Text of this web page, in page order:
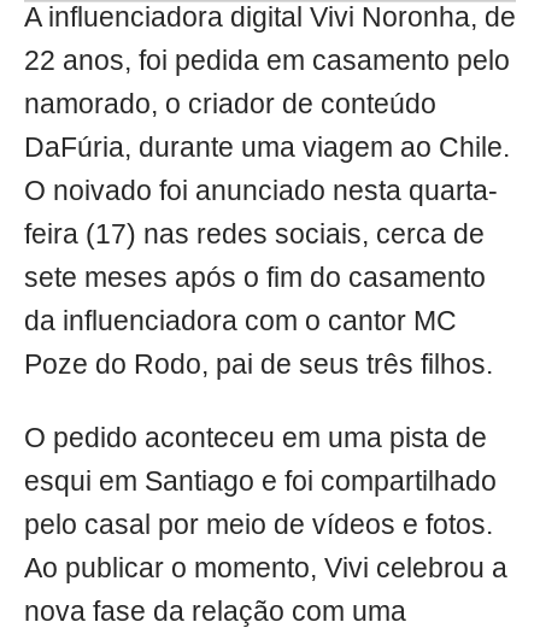
A influenciadora digital Vivi Noronha, de
22 anos, foi pedida em casamento pelo
namorado, o criador de conteúdo
DaFúria, durante uma viagem ao Chile.
O noivado foi anunciado nesta quarta-
feira (17) nas redes sociais, cerca de
sete meses após o fim do casamento
da influenciadora com o cantor MC
Poze do Rodo, pai de seus três filhos.
O pedido aconteceu em uma pista de
esqui em Santiago e foi compartilhado
pelo casal por meio de vídeos e fotos.
Ao publicar o momento, Vivi celebrou a
nova fase da relação com uma